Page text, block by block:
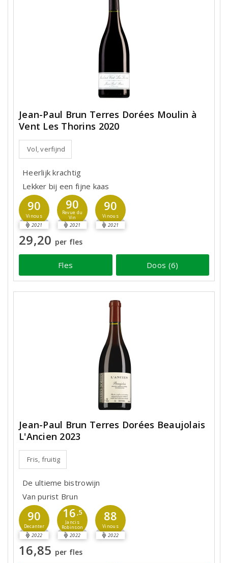
Jean-Paul Brun Terres Dorées Moulin à
Vent Les Thorins 2020
Vol, verfijnd
Heerlijk krachtig
Lekker bij een fijne kaas
90
Vinous
2021
90
Revue du
Vin
2021
90
Vinous
2021
29,20 per fles
Fles Doos (6)
Jean-Paul Brun Terres Dorées Beaujolais
L'Ancien 2023
Fris, fruitig
De ultieme bistrowijn
Van purist Brun
90
Decanter
2022
16 ,5
Jancis
Robinson
2022
88
Vinous
2022
16,85 per fles